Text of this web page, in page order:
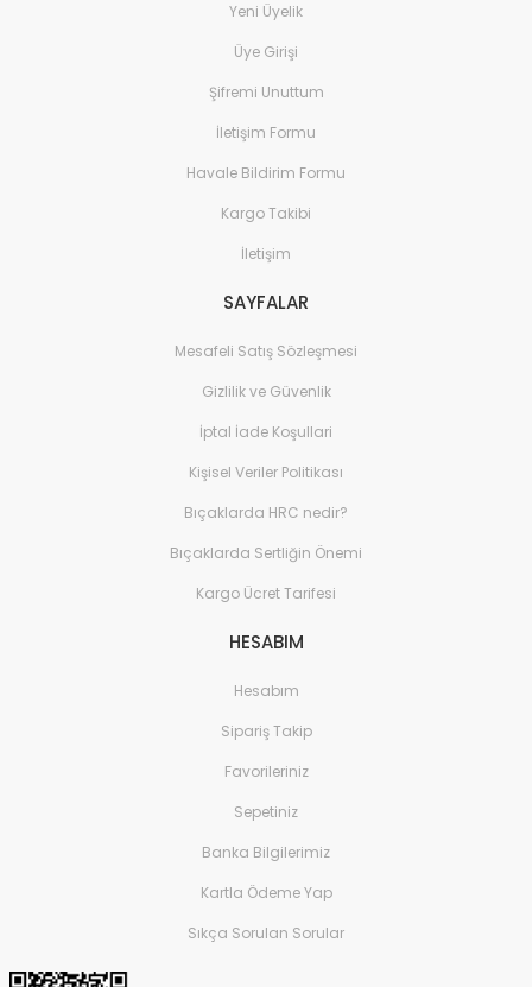
Yeni Üyelik
Üye Girişi
Şifremi Unuttum
İletişim Formu
Havale Bildirim Formu
Kargo Takibi
İletişim
SAYFALAR
Mesafeli Satış Sözleşmesi
Gizlilik ve Güvenlik
İptal İade Koşullari
Kişisel Veriler Politikası
Bıçaklarda HRC nedir?
Bıçaklarda Sertliğin Önemi
Kargo Ücret Tarifesi
HESABIM
Hesabım
Sipariş Takip
Favorileriniz
Sepetiniz
Banka Bilgilerimiz
Kartla Ödeme Yap
Sıkça Sorulan Sorular